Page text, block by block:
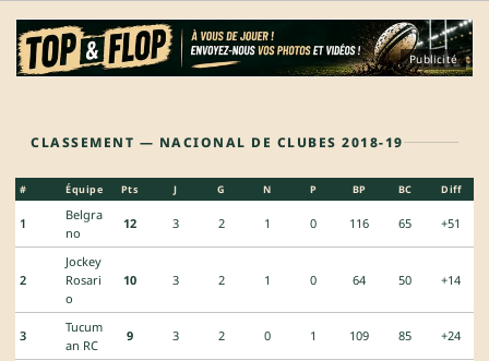
Publicité
CLASSEMENT — NACIONAL DE CLUBES 2018-19
# Équipe Pts J G N P BP BC Diff
1
Belgra
no
12 3 2 1 0 116 65 +51
2
Jockey
Rosari
o
10 3 2 1 0 64 50 +14
3
Tucum
an RC
9 3 2 0 1 109 85 +24